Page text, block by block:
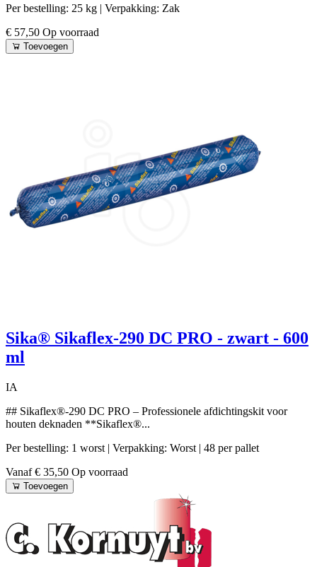
Per bestelling: 25 kg | Verpakking: Zak
€ 57,50 Op voorraad
Toevoegen
Sika® Sikaflex-290 DC PRO - zwart - 600
ml
IA
## Sikaflex®-290 DC PRO – Professionele afdichtingskit voor
houten deknaden **Sikaflex®...
Per bestelling: 1 worst | Verpakking: Worst | 48 per pallet
Vanaf € 35,50 Op voorraad
Toevoegen